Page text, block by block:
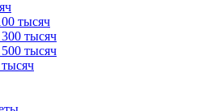
тысяч
тысяч
тысяч